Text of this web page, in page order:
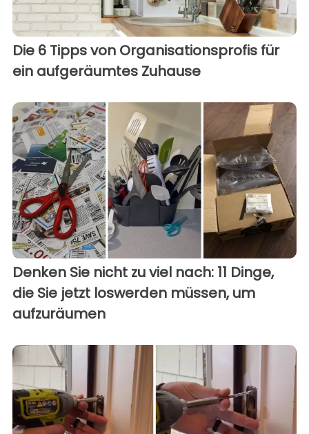
Die 6 Tipps von Organisationsprofis für
ein aufgeräumtes Zuhause
Denken Sie nicht zu viel nach: 11 Dinge,
die Sie jetzt loswerden müssen, um
aufzuräumen